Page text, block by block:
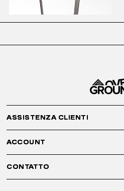
ASSISTENZA CLIENTI
ACCOUNT
CONTATTO